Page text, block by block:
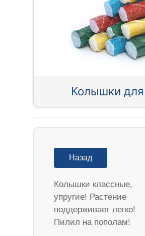
Колышки
Назад
Колышки классные,
упругие! Растение
поддерживает легко!
Пилил на пополам!